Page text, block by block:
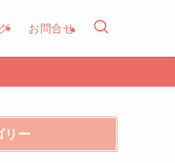
お問合せ
リー